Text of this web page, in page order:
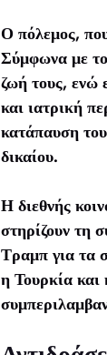
Ο πόλεμος,
Σύμφωνα με το
ζωή τους, ενώ
και ιατρική
κατάπαυση
δικαίου.
Η διεθνής
στηρίζουν τη
Τραμπ για τα
η Τουρκία και